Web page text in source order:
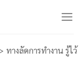
ทางลัดการทำงาน รู้ไว้